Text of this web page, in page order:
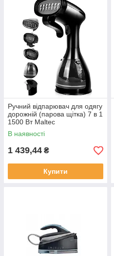
Ручний відпарювач для одягу
дорожній (парова щітка) 7 в 1
1500 Вт Maltec
Парогенератор для
прасування
В наявності
1 439,44 ₴
Купити